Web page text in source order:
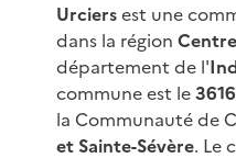
Urciersest une
dans la région
département de l'
commune est le
la Communauté de
et Sainte-Sévère. Le